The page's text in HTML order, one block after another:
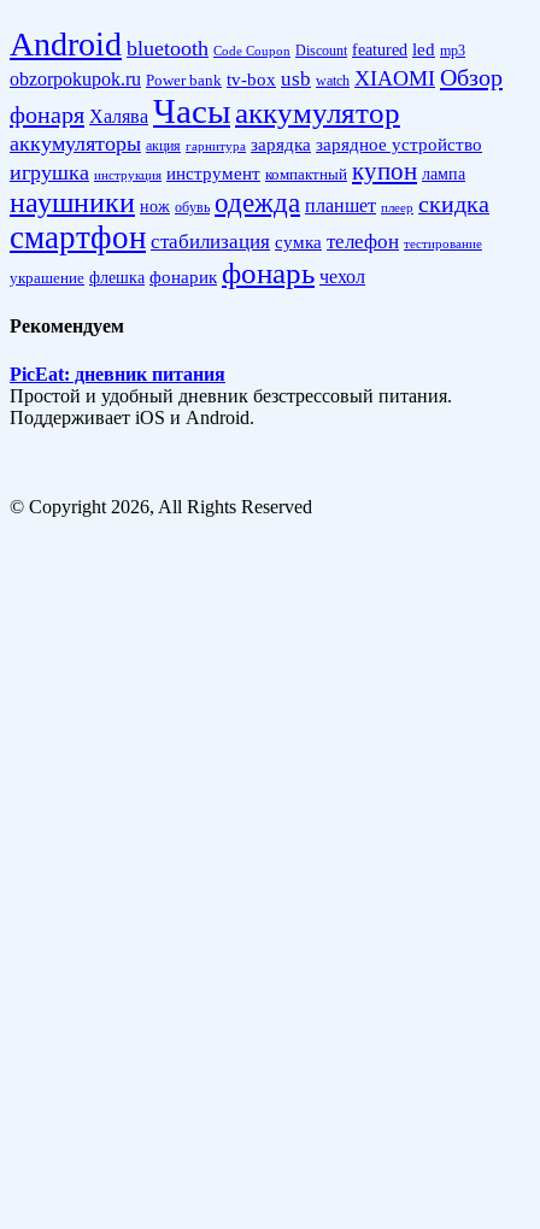
Android bluetooth Code Coupon Discount featured led mp3
obzorpokupok.ru Power bank tv-box usb watch XIAOMI Обзор
фонаря Халява Часыаккумулятор
аккумуляторы акция гарнитура зарядка зарядное устройство
игрушка инструкция инструмент компактный купон лампа
наушники нож обувь одежда планшет плеер скидка
смартфон стабилизация сумка телефон тестирование
украшение флешка фонарик фонарь чехол
Рекомендуем
PicEat: дневник питания
Простой и удобный дневник безстрессовый питания.
Поддерживает iOS и Android.
© Copyright 2026, All Rights Reserved